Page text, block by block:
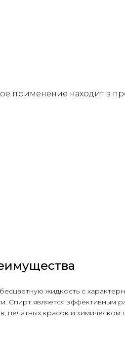
применение находит в
жидкость с
является эффективным
красок и